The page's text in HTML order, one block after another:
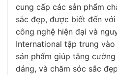
cung cấp các sản phẩm
sắc đẹp, được biết đến
công nghệ hiện đại và
International tập trung
sản phẩm giúp tăng
dáng, và chăm sóc sắc